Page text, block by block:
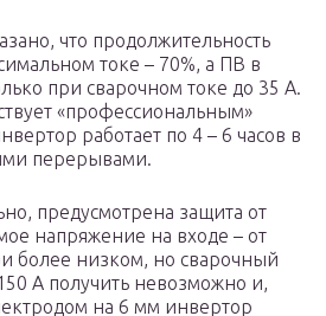
что продолжительность
токе – 70%, а ПВ в
при сварочном токе до 35 А.
«профессиональным»
работает по 4 – 6 часов в
перерывами.
предусмотрена защита от
напряжение на входе – от
более низком, но сварочный
А получить невозможно и,
на 6 мм инвертор